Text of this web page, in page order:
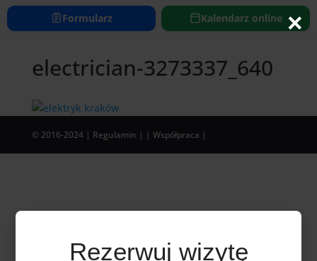
Formularz Kalendarz online
https://www.elektryk24h.com
electrician-3273337_640
© 2016-2024 | Regulamin | | Współpraca |
×
Rezerwuj wizytę